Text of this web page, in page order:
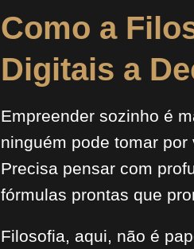
Como a
Digitais a
Empreender sozinho é
ninguém pode tomar
Precisa pensar com
fórmulas prontas que
Filosofia, aqui, não é